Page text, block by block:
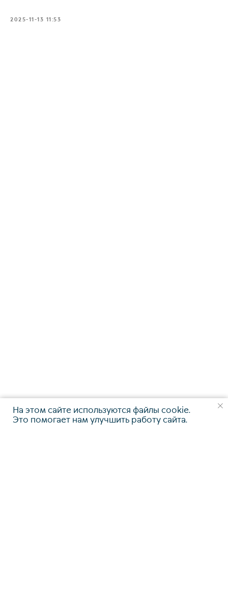
2025-11-13 11:53
На этом сайте используются файлы cookie.
Это помогает нам улучшить работу сайта.